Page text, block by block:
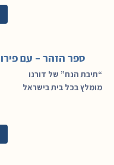
ספר הזהר – עם פירוש
“תיבת הנח” של דורנו
מומלץ בכל בית בישראל